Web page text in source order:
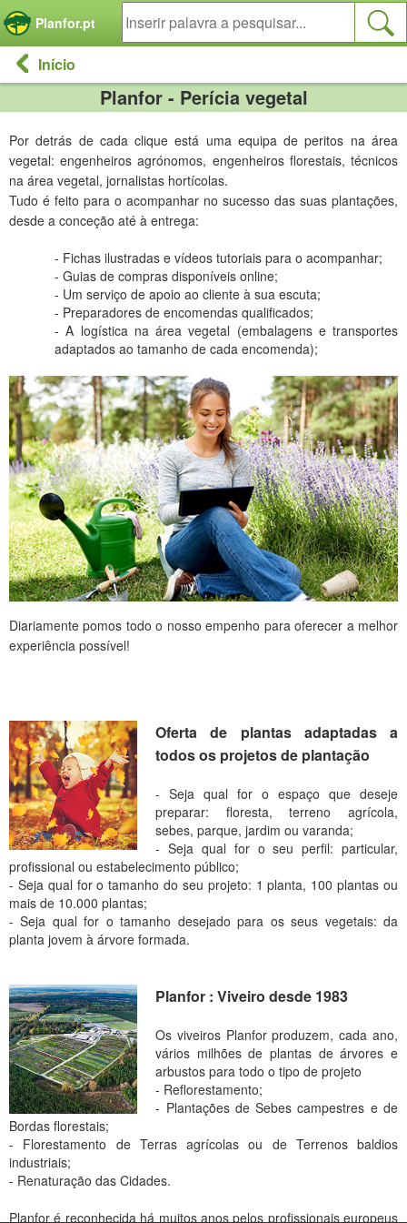
Planfor.pt
Início
Planfor - Perícia vegetal
Por detrás de cada clique está uma equipa de peritos na área
vegetal: engenheiros agrónomos, engenheiros florestais, técnicos
na área vegetal, jornalistas hortícolas.
Tudo é feito para o acompanhar no sucesso das suas plantações,
desde a conceção até à entrega:
- Fichas ilustradas e vídeos tutoriais para o acompanhar;
- Guias de compras disponíveis online;
- Um serviço de apoio ao cliente à sua escuta;
- Preparadores de encomendas qualificados;
- A logística na área vegetal (embalagens e transportes
adaptados ao tamanho de cada encomenda);
Diariamente pomos todo o nosso empenho para oferecer a melhor
experiência possível!
Oferta de plantas adaptadas a
todos os projetos de plantação
- Seja qual for o espaço que deseje
preparar: floresta, terreno agrícola,
sebes, parque, jardim ou varanda;
- Seja qual for o seu perfil: particular,
profissional ou estabelecimento público;
- Seja qual for o tamanho do seu projeto: 1 planta, 100 plantas ou
mais de 10.000 plantas;
- Seja qual for o tamanho desejado para os seus vegetais: da
planta jovem à árvore formada.
Planfor : Viveiro desde 1983
Os viveiros Planfor produzem, cada ano,
vários milhões de plantas de árvores e
arbustos para todo o tipo de projeto
- Reflorestamento;
- Plantações de Sebes campestres e de
Bordas florestais;
- Florestamento de Terras agrícolas ou de Terrenos baldios
industriais;
- Renaturação das Cidades.
Planfor é reconhecida há muitos anos pelos profissionais europeus
Painel de Gerenciamento de Cookies